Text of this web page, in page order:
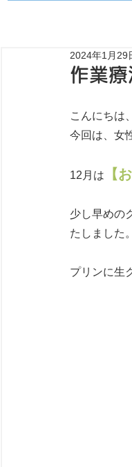
作業
2024年1月29
こんにちは
今回は、女
12月は 【
少し早めの
たしました。
プリンに生